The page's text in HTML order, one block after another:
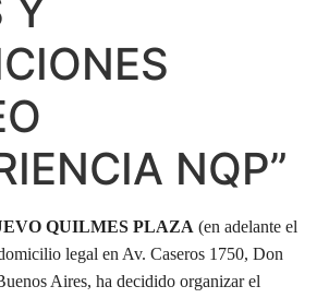
Y
NQP”
QUILMES PLAZA (en adelante el
legal en Av. Caseros 1750, Don
Aires, ha decidido organizar el